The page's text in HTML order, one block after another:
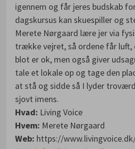
igennem og får jeres budskab
dagskursus kan skuespiller og
Merete Nørgaard lære jer via
trække vejret, så ordene får luft,
blot er ok, men også giver
tale et lokale op og tage den
at stå og sidde så I lyder
sjovt imens.
Hvad: Living Voice
Hvem: Merete Nørgaard
Web: https://